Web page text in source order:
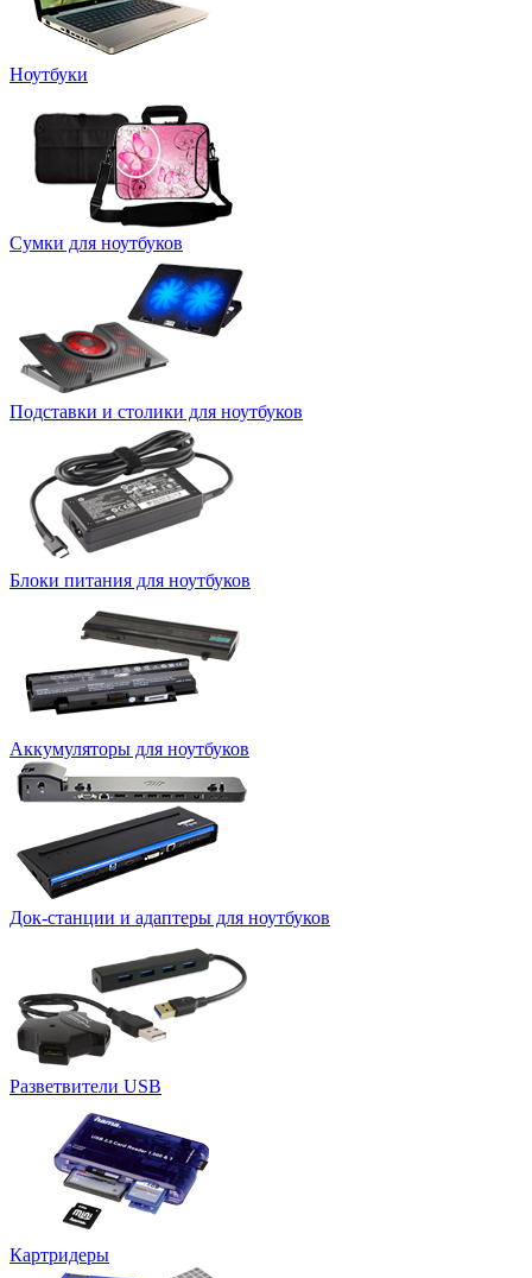
Ноутбуки
Сумки для ноутбуков
Подставки и столики для ноутбуков
Блоки питания для ноутбуков
Аккумуляторы для ноутбуков
Док-станции и адаптеры для ноутбуков
Разветвители USB
Картридеры